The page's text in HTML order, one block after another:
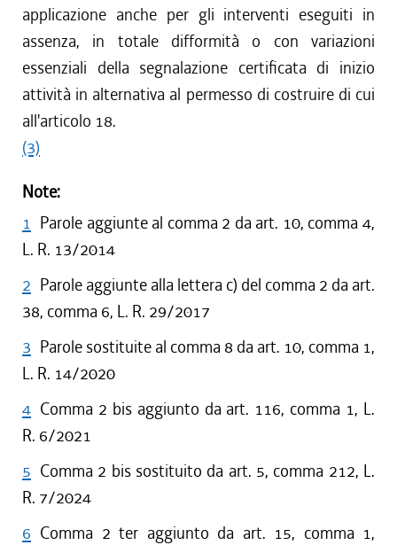
applicazione anche per gli interventi eseguiti in
assenza, in totale difformità o con variazioni
essenziali della segnalazione certificata di inizio
attività in alternativa al permesso di costruire di cui
all'articolo 18.
(3)
Note:
1 Parole aggiunte al comma 2 da art. 10, comma 4,
L. R. 13/2014
2 Parole aggiunte alla lettera c) del comma 2 da art.
38, comma 6, L. R. 29/2017
3 Parole sostituite al comma 8 da art. 10, comma 1,
L. R. 14/2020
4 Comma 2 bis aggiunto da art. 116, comma 1, L.
R. 6/2021
5 Comma 2 bis sostituito da art. 5, comma 212, L.
R. 7/2024
6 Comma 2 ter aggiunto da art. 15, comma 1,